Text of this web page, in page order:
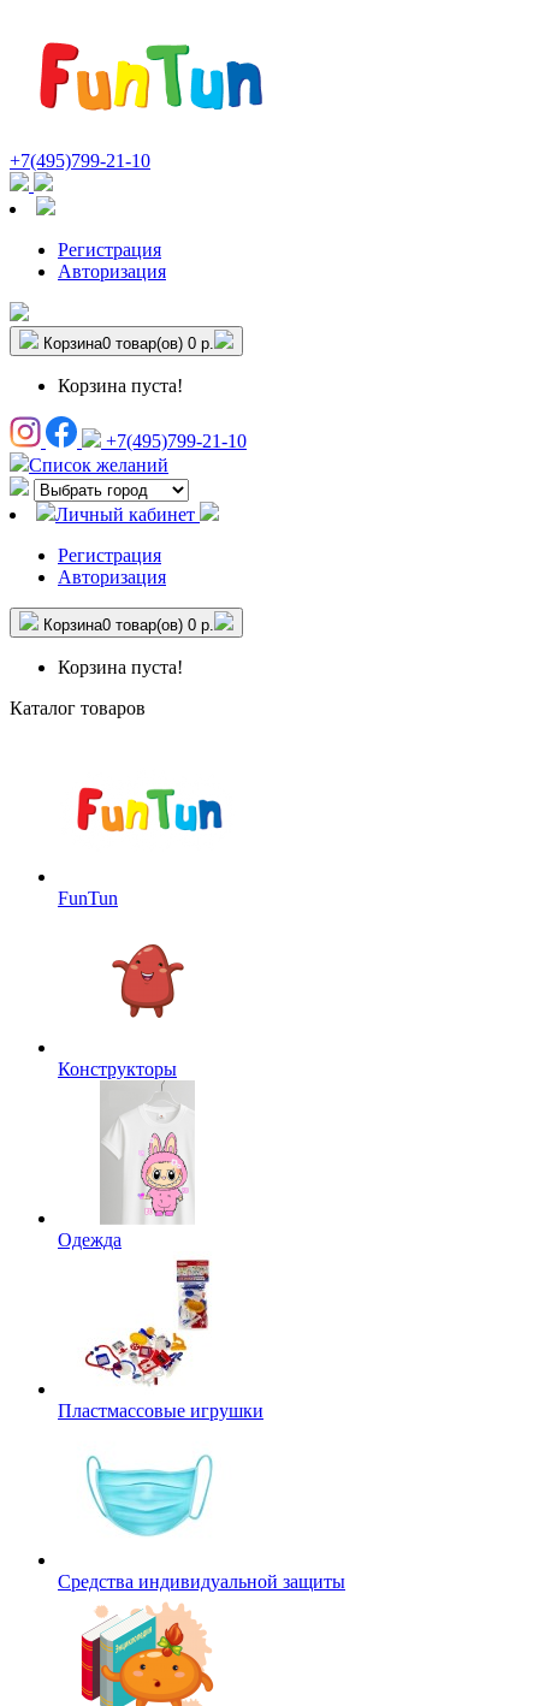
+7(495)799-21-10
Регистрация
Авторизация
Корзина0 товар(ов) 0 р.
Корзина пуста!
+7(495)799-21-10
Список желаний
Личный кабинет
Регистрация
Авторизация
Корзина0 товар(ов) 0 р.
Корзина пуста!
Каталог товаров
FunTun
Конструкторы
Одежда
Пластмассовые игрушки
Средства индивидуальной защиты